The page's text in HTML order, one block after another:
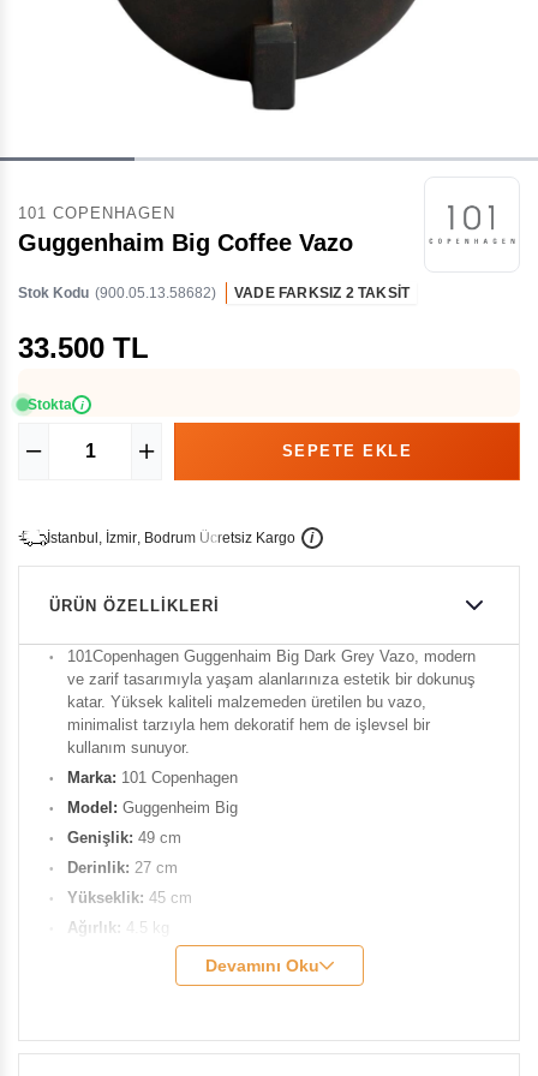
101 COPENHAGEN
Guggenhaim Big Coffee Vazo
Stok Kodu (900.05.13.58682) VADE FARKSIZ 2 TAKSİT
33.500 TL
Stokta i
İstanbu , İzmir, Bodrum Ücretsiz Kargo i
ÜRÜN ÖZELLIKLERI
101Copenhagen Guggenhaim Big Dark Grey Vazo, modern
ve zarif tasarımıyla yaşam alanlarınıza estetik bir dokunuş
katar. Yüksek kaliteli malzemeden üretilen bu vazo,
minimalist tarzıyla hem dekoratif hem de işlevsel bir
kullanım sunuyor.
Marka: 101 Copenhagen
Model: Guggenheim Big
Genişlik: 49 cm
Derinlik: 27 cm
Yükseklik: 45 cm
Ağırlık: 4.5 kg
Seramik
Devamını Oku